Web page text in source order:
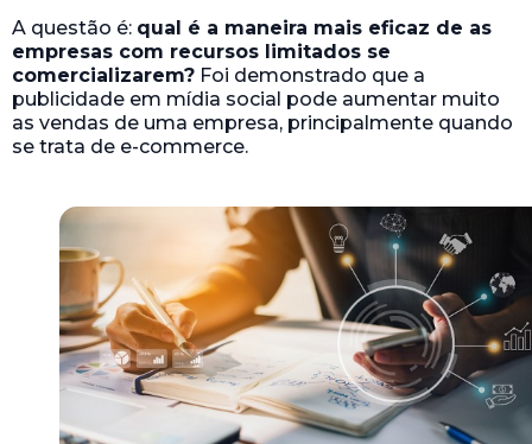
A questão é: qual é a maneira mais eficaz de as
empresas com recursos limitados se
comercializarem? Foi demonstrado que a
publicidade em mídia social pode aumentar muito
as vendas de uma empresa, principalmente quando
se trata de e-commerce.